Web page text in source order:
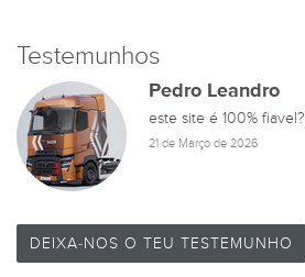
Testemunhos
Pedro Leandro
este site é 100% fiavel?
21 de Março de 2026
DEIXA-NOS O TEU TESTEMUNHO